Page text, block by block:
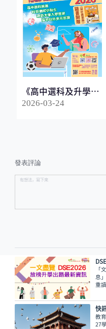
《高中選科及升學指
南2026》
2026-03-24
發表評論
「
息
重
向！
教
27